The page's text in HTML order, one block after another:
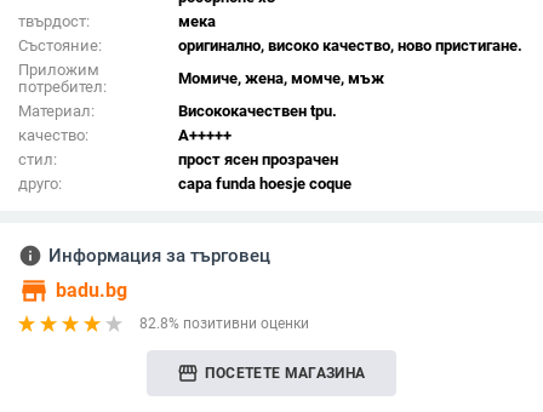
твърдост:
мека
Състояние:
оригинално, високо качество, ново пристигане.
Приложим
потребител:
Момиче, жена, момче, мъж
Материал:
Висококачествен tpu.
качество:
A+++++
стил:
прост ясен прозрачен
друго:
capa funda hoesje coque
info Информация за търговец
store badu.bg
82.8% позитивни оценки
storefront ПОСЕТЕТЕ МАГАЗИНА